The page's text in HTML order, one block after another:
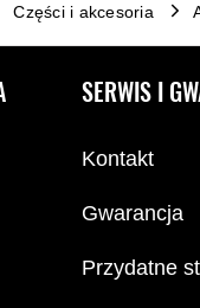
Części i akcesoria
SERWIS I
Kontakt
Gwarancja
Przydatne